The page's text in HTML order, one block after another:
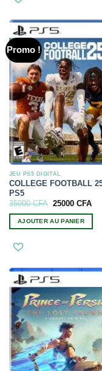
Promo !
JEU PS5 DIGITAL
COLLEGE FOOTBALL
PS5
35000CFA Le
initial
était :
25000 CFALe
AJOUTER AU PANIER